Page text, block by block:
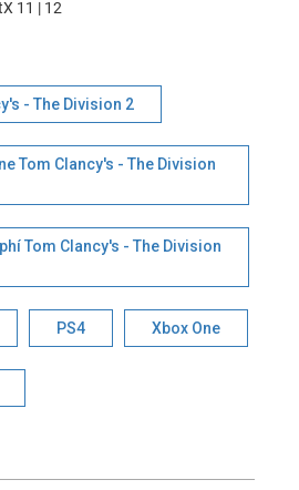
11 | 12
- The Division 2
Tom Clancy's - The Division
Tom Clancy's - The Division
PS4 Xbox One